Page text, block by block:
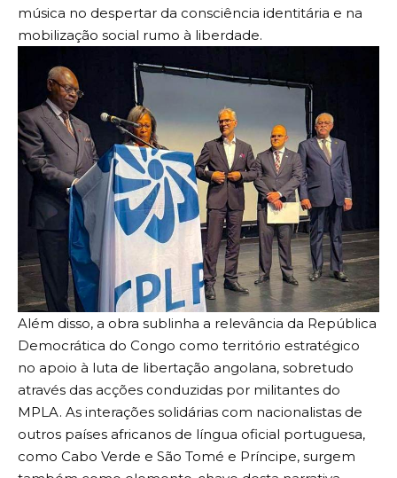
música no despertar da consciência identitária e na
mobilização social rumo à liberdade.
Além disso, a obra sublinha a relevância da República
Democrática do Congo como território estratégico
no apoio à luta de libertação angolana, sobretudo
através das acções conduzidas por militantes do
MPLA. As interações solidárias com nacionalistas de
outros países africanos de língua oficial portuguesa,
como Cabo Verde e São Tomé e Príncipe, surgem